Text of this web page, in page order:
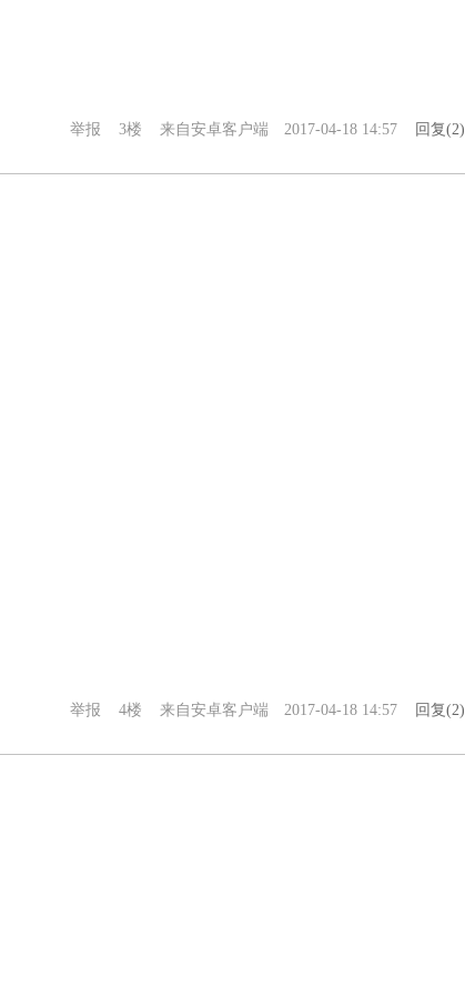
举报 3楼 来自安卓客户端 2017-04-18 14:57 回复(2)
举报 4楼 来自安卓客户端 2017-04-18 14:57 回复(2)